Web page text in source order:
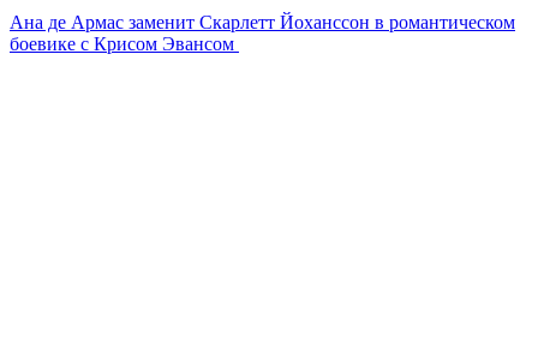
Ана де Армас заменит Скарлетт Йоханссон в романтическом
боевике с Крисом Эвансом